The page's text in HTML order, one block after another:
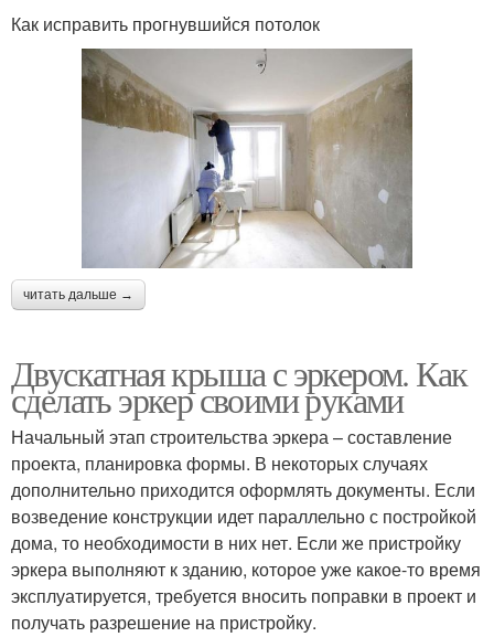
Как исправить прогнувшийся потолок
читать дальше →
Двускатная крыша с эркером. Как
сделать эркер своими руками
Начальный этап строительства эркера – составление
проекта, планировка формы. В некоторых случаях
дополнительно приходится оформлять документы. Если
возведение конструкции идет параллельно с постройкой
дома, то необходимости в них нет. Если же пристройку
эркера выполняют к зданию, которое уже какое-то время
эксплуатируется, требуется вносить поправки в проект и
получать разрешение на пристройку.